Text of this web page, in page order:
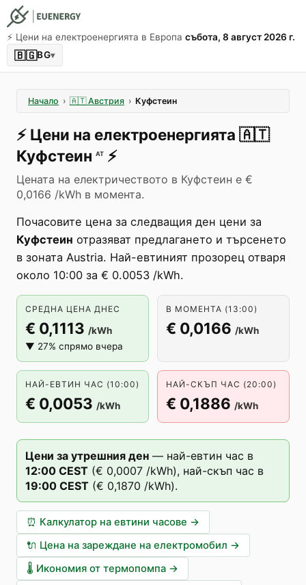
⚡️ Цени на електроенергията в Европа събота, 8 август 2026 г.
🇧🇬BG▾
Начало › 🇦🇹 Австрия › Куфстеин
⚡️ Цени на електроенергията 🇦🇹
Куфстеин AT ⚡️
Цената на електричеството в Куфстеин е €
0,0166 /kWh в момента.
Почасовите цена за следващия ден цени за
Куфстеин отразяват предлагането и търсенето
в зоната Austria. Най-евтиният прозорец отваря
около 10:00 за € 0.0053 /kWh.
СРЕДНА ЦЕНА ДНЕС
€ 0,1113 /kWh
▼ 27% спрямо вчера
В МОМЕНТА (13:00)
€ 0,0166 /kWh
НАЙ-ЕВТИН ЧАС (10:00)
€ 0,0053 /kWh
НАЙ-СКЪП ЧАС (20:00)
€ 0,1886 /kWh
Цени за утрешния ден — най-евтин час в
12:00 CEST (€ 0,0007 /kWh), най-скъп час в
19:00 CEST (€ 0,1870 /kWh).
⏰ Калкулатор на евтини часове →
🔌 Цена на зареждане на електромобил →
🌡️ Икономия от термопомпа →